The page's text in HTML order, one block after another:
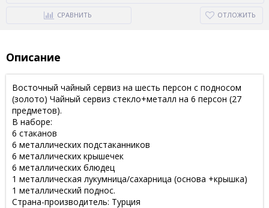
СРАВНИТЬ ОТЛОЖИТЬ
Описание
Восточный чайный сервиз на шесть персон с подносом
(золото) Чайный сервиз стекло+металл на 6 персон (27
предметов).
В наборе:
6 стаканов
6 металлических подстаканников
6 металлических крышечек
6 металлических блюдец
1 металлическая лукумница/сахарница (основа +крышка)
1 металлический поднос.
Страна-производитель: Турция